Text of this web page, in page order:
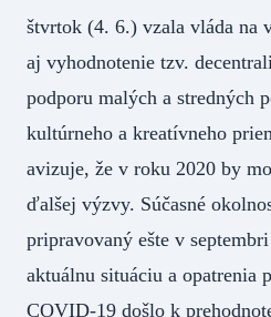
štvrtok (4. 6.) vzala vláda na
aj vyhodnotenie tzv.
podporu malých a stredných
kultúrneho a kreatívneho
avizuje, že v roku 2020 by
ďalšej výzvy. Súčasné
pripravovaný ešte v
aktuálnu situáciu a opatrenia
COVID-19 došlo k